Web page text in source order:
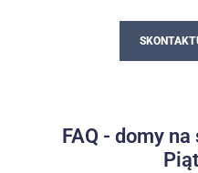
FAQ - domy